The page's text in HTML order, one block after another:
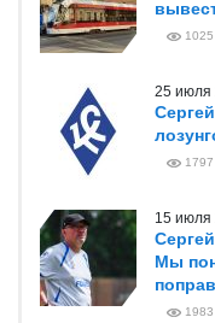
1025
25 июля
1797
15 июля
Мы
1983